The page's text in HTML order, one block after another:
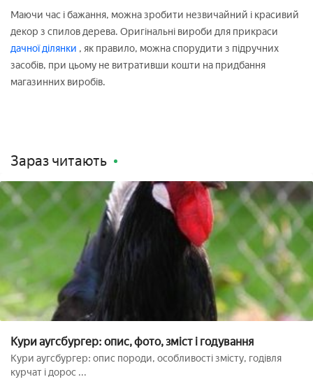
Маючи час і бажання, можна зробити незвичайний і красивий
декор з спилов дерева. Оригінальні вироби для прикраси
дачної ділянки , як правило, можна спорудити з підручних
засобів, при цьому не витративши кошти на придбання
магазинних виробів.
Зараз читають
Кури аугсбургер: опис, фото, зміст і годування
Кури аугсбургер: опис породи, особливості змісту, годівля
курчат і дорос ...